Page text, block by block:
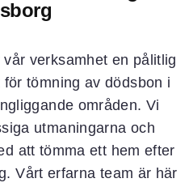
verksamhet en pålitlig
tömning av dödsbon i
områden. Vi
utmaningarna och
att tömma ett hem efter
Vårt erfarna team är här